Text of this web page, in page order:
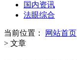
国内资讯
法眼综合
当前位置： 网站首页
> 文章